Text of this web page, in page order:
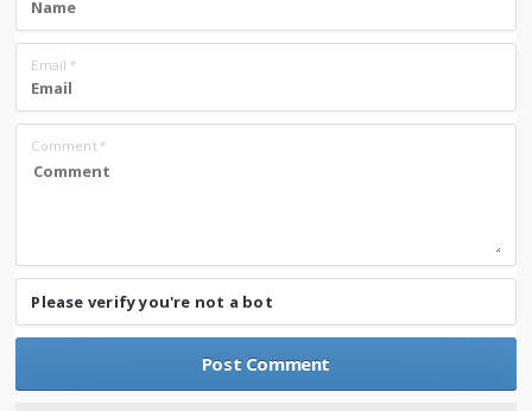
Email *
Comment*
Please verify you're not a bot